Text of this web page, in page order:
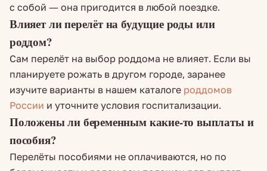
с собой — она пригодится в любой поездке.
Влияет ли перелёт на будущие роды или
роддом?
Сам перелёт на выбор роддома не влияет. Если вы
планируете рожать в другом городе, заранее
изучите варианты в нашем каталоге роддомов
России и уточните условия госпитализации.
Положены ли беременным какие-то выплаты и
пособия?
Перелёты пособиями не оплачиваются, но по